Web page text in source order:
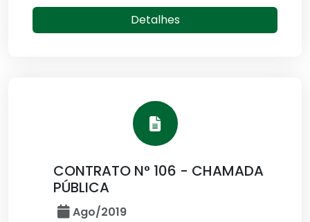
Detalhes
CONTRATO N° 106 - CHAMADA
PÚBLICA
Ago/2019